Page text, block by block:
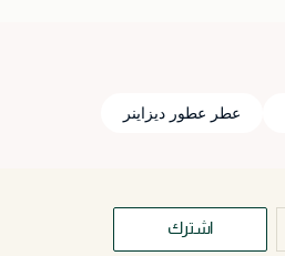
عطر عطور ديزاينر
اشترك